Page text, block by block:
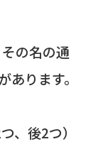
の名の通
あります。
、後2つ）